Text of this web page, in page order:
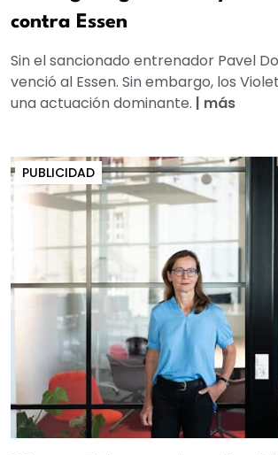
contra Essen
Sin el sancionado entrenador Pavel
venció al Essen. Sin embargo, los
una actuación dominante. | más
PUBLICIDAD